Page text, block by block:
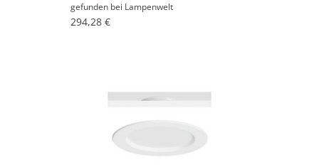
gefunden bei Lampenwelt
294,28 €